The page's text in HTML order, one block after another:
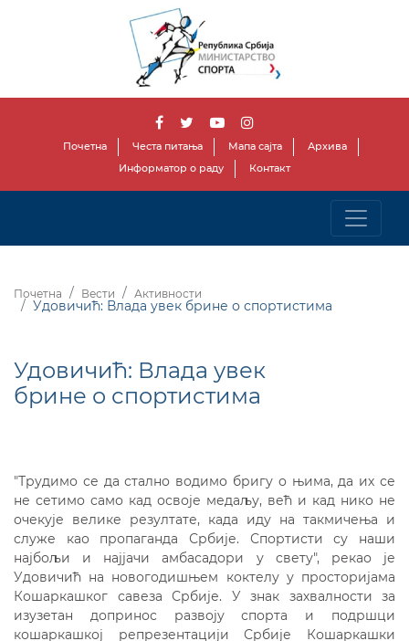
Почетна Честа питања Мапа сајта
Архива
Информатор о раду
Контакт
Почетна Вести Активности
Удовичић: Влада увек брине о спортистима
Удовичић: Влада увек
брине о спортистима
"Трудимо се да стално водимо бригу о њима, да их се
не сетимо само кад освоје медаљу, већ и кад нико не
очекује велике резултате, када иду на такмичења и
служе као пропаганда Србије. Спортисти су наши
најбољи и најјачи амбасадори у свету", рекао је
Удовичић на новогодишњем коктелу у просторијама
Кошаркашког савеза Србије. У знак захвалности за
изузетан допринос развоју спорта и подршци
кошаркашкој репрезентацији Србије Кошаркашки